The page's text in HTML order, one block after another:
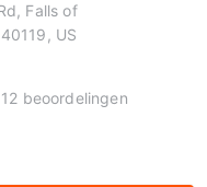
Falls of
US
12 beoordelingen